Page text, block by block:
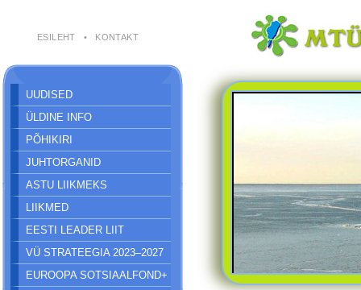
ESILEHT • KONTAKT
UUDISED
ÜLDINE INFO
PÕHIKIRI
JUHTORGANID
ASTU LIIKMEKS
LIIKMED
EESTI LEADER LIIT
VÜ STRATEEGIA 2023–2027
EUROOPA SOTSIAALFOND+